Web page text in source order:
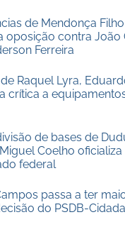
de Mendonça
oposição contra João
Ferreira
Raquel Lyra,
crítica a
de bases de
Coelho
federal
passa a ter
do PSDB-